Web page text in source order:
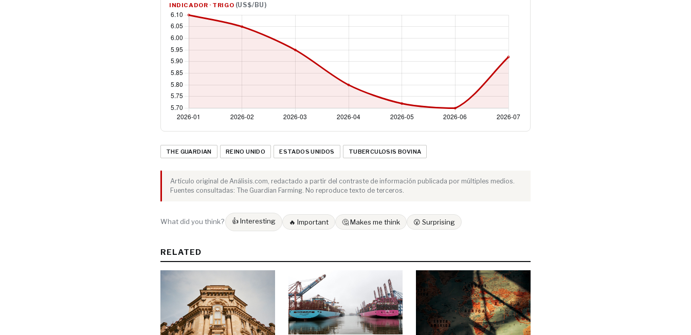
INDICADOR · TRIGO (US$/BU)
THE GUARDIAN REINO UNIDO ESTADOS UNIDOS TUBERCULOSIS BOVINA
Artículo original de Análisis.com, redactado a partir del contraste de información publicada por múltiples medios.
Fuentes consultadas: The Guardian Farming. No reproduce texto de terceros.
What did you think? 👍 Interesting 🔥 Important 🤔 Makes me think 😮 Surprising
RELATED